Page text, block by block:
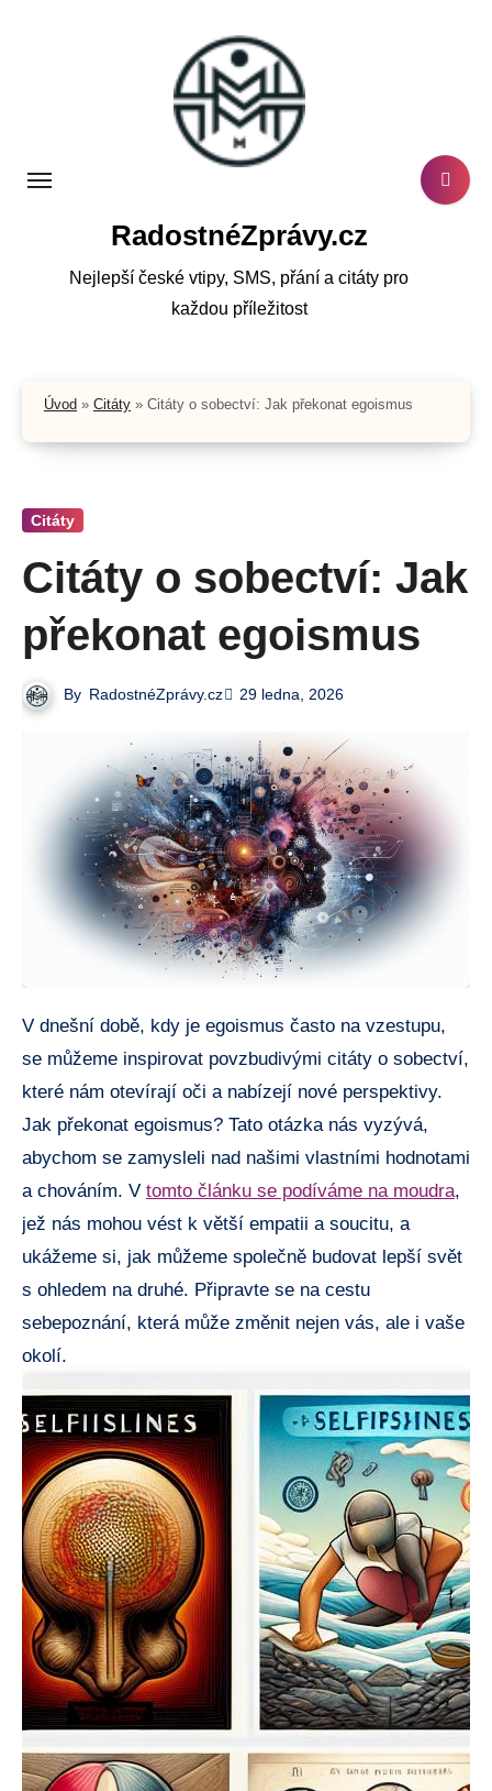
RadostnéZprávy.cz
Nejlepší české vtipy, SMS, přání a citáty pro
každou příležitost
Úvod » Citáty » Citáty o sobectví: Jak překonat egoismus
Citáty
Citáty o sobectví: Jak
překonat egoismus
By RadostnéZprávy.cz 29 ledna, 2026
V dnešní době, kdy je egoismus často na vzestupu,
se můžeme inspirovat povzbudivými citáty o sobectví,
které nám otevírají oči a nabízejí nové perspektivy.
Jak překonat egoismus? Tato otázka nás vyzývá,
abychom se zamysleli nad našimi vlastními hodnotami
a chováním. V tomto článku se podíváme na moudra,
jež nás mohou vést k větší empatii a soucitu, a
ukážeme si, jak můžeme společně budovat lepší svět
s ohledem na druhé. Připravte se na cestu
sebepoznání, která může změnit nejen vás, ale i vaše
okolí.